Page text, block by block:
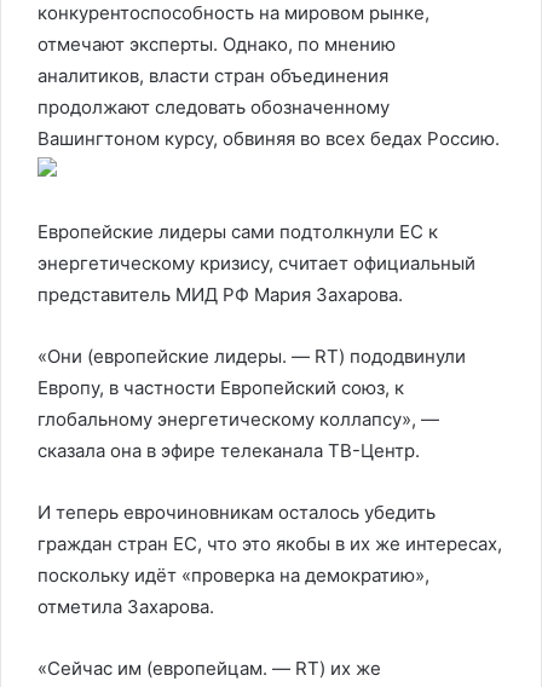
конкурентоспособность на мировом рынке,
отмечают эксперты. Однако, по мнению
аналитиков, власти стран объединения
продолжают следовать обозначенному
Вашингтоном курсу, обвиняя во всех бедах Россию.
Европейские лидеры сами подтолкнули ЕС к
энергетическому кризису, считает официальный
представитель МИД РФ Мария Захарова.
«Они (европейские лидеры. — RT) пододвинули
Европу, в частности Европейский союз, к
глобальному энергетическому коллапсу», —
сказала она в эфире телеканала ТВ-Центр.
И теперь еврочиновникам осталось убедить
граждан стран ЕС, что это якобы в их же интересах,
поскольку идёт «проверка на демократию»,
отметила Захарова.
«Сейчас им (европейцам. — RT) их же